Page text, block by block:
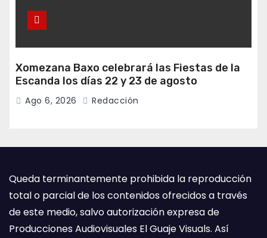
Xomezana Baxo celebrará las Fiestas de la
Escanda los días 22 y 23 de agosto
Ago 6, 2026 Redacción
Queda terminantemente prohibida la reproducción
total o parcial de los contenidos ofrecidos a través
de este medio, salvo autorización expresa de
Producciones Audiovisuales El Guaje Visuals. Así